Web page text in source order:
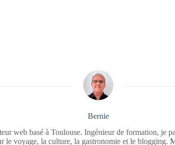
Bernie
web basé à Toulouse. Ingénieur de formation, je
le voyage, la culture, la gastronomie et le blogging.